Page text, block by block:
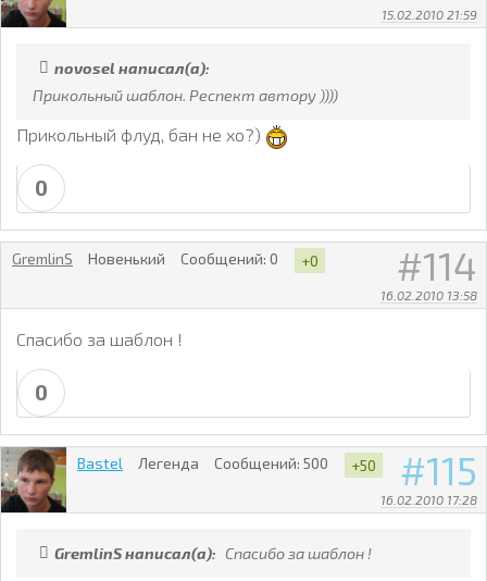
15.02.2010 21:59
novosel написал(а):
Прикольный шаблон. Респект автору ))))
Прикольный флуд, бан не хо?)
0
114
16.02.2010 13:58
GremlinS Новенький Сообщений: 0 +0
Спасибо за шаблон !
0
115
16.02.2010 17:28
Bastel Легенда Сообщений: 500 +50
GremlinS написал(а): Спасибо за шаблон !